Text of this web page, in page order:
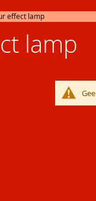
effect lamp
lamp